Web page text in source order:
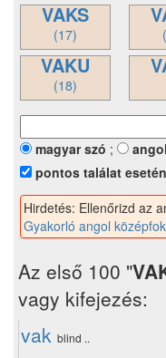
VAKS
(17)
VAKU
(18)
magyar szó ;
pontos találat
Hirdetés: Ellenőrizd az
Gyakorló angol
Az első 100 "
vagy kifejezés:
vak blind ..